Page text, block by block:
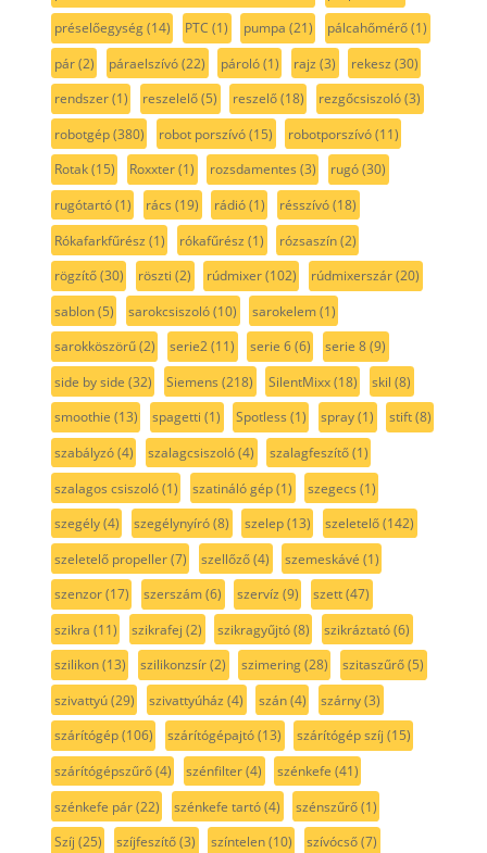
préselőegység(14) PTC (1) pumpa (21) pálcahőmérő(1)
pár(2) páraelszívó(22) pároló(1) rajz (3) rekesz (30)
rendszer(1) reszelelő(5) reszelő(18) rezgőcsiszoló(3)
robotgép(380) robot porszívó(15) robotporszívó(11)
Rotak(15) Roxxter(1) rozsdamentes (3) rugó(30)
rugótartó(1) rács (19) rádió(1) résszívó(18)
Rókafarkfűrész (1) rókafűrész (1) rózsaszín(2)
rögzítő(30) röszti (2) rúdmixer(102) rúdmixerszár(20)
sablon(5) sarokcsiszoló(10) sarokelem(1)
sarokköszörű(2) serie2(11) serie 6(6) serie 8(9)
side by side (32) Siemens (218) SilentMixx(18) skil (8)
smoothie (13) spagetti (1) Spotless (1) spray(1) stift(8)
szabályzó(4) szalagcsiszoló(4) szalagfeszítő(1)
szalagos csiszoló(1) szatináló gép(1) szegecs (1)
szegély(4) szegélynyíró(8) szelep(13) szeletelő(142)
szeletelő propeller(7) szellőző(4) szemeskávé (1)
szenzor(17) szerszám(6) szervíz (9) szett(47)
szikra (11) szikrafej (2) szikragyűjtó(8) szikráztató(6)
szilikon(13) szilikonzsír(2) szimering(28) szitaszűrő(5)
szivattyú(29) szivattyúház (4) szán(4) szárny(3)
szárítógép(106) szárítógépajtó(13) szárítógép szíj (15)
szárítógépszűrő(4) szénfilter(4) szénkefe (41)
szénkefe pár(22) szénkefe tartó(4) szénszűrő(1)
Szíj (25) szíjfeszítő(3) színtelen(10) szívócső(7)